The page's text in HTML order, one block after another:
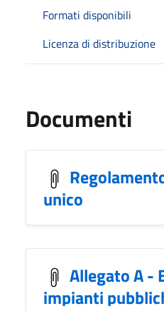
Formati disponibili
Licenza di distribuzione
Documenti
unico
Allegato A -
impianti